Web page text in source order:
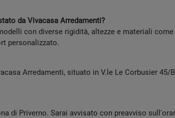
da Vivacasa Arredamenti?
con diverse rigidità, altezze e materiali
personalizzato.
Arredamenti, situato in V.le Le Corbusier 45/
di Priverno. Sarai avvisato con preavviso